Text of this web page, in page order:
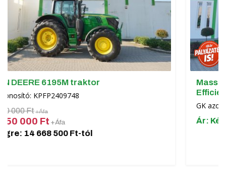
tól
Massey Ferguson 5S.105
GK azonosító: KAAD2309744
Ár: Kérjük érdeklődjön!